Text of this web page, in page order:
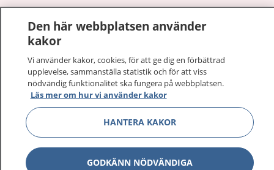
1177 – tryggt om din hälsa och vård
På 1177.se får du råd om hälsa och information om
sjukdomar och vilka mottagningar du kan kontakta.
Logga in för att läsa din journal och göra dina
vårdärenden. Ring telefonnummer 1177 för
sjukvårdsrådgivning dygnet runt.
1177 ger dig råd när du vill må bättre.
Den här webbplatsen använder
kakor
Vi använder kakor, cookies, för att ge dig en förbättrad
upplevelse, sammanställa statistik och för att viss
nödvändig funktionalitet ska fungera på webbplatsen.
Läs mer om hur vi använder kakor
HANTERA KAKOR
GODKÄNN NÖDVÄNDIGA